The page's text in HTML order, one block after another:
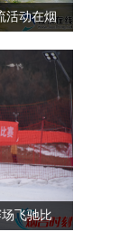
活动在烟
飞驰比